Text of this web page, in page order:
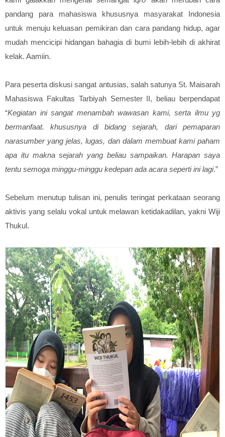
pandang para mahasiswa khususnya masyarakat Indonesia
untuk menuju keluasan pemikiran dan cara pandang hidup, agar
mudah mencicipi hidangan bahagia di bumi lebih-lebih di akhirat
kelak. Aamiin.
Para peserta diskusi sangat antusias, salah satunya St. Maisarah
Mahasiswa Fakultas Tarbiyah Semester II, beliau berpendapat
“Kegiatan ini sangat menambah wawasan kami, serta ilmu yg
bermanfaat. khususnya di bidang sejarah, dari pemaparan
narasumber yang jelas, lugas, dan dalam membuat kami paham
apa itu makna sejarah yang beliau sampaikan. Harapan saya
tentu semoga minggu-minggu kedepan ada acara seperti ini lagi.”
Sebelum menutup tulisan ini, penulis teringat perkataan seorang
aktivis yang selalu vokal untuk melawan ketidakadilan, yakni Wiji
Thukul.